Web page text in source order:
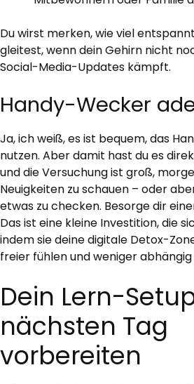
Du wirst merken, wie viel
gleitest, wenn dein Gehirn nicht
Social-Media-Updates kämpft.
Handy-Wecker
Ja, ich weiß, es ist bequem, das
nutzen. Aber damit hast du es
und die Versuchung ist groß,
Neuigkeiten zu schauen – oder
etwas zu checken. Besorge dir
Das ist eine kleine Investition, die
indem sie deine digitale Detox-
freier fühlen und weniger
Dein Lern-
nächsten Tag
vorbereiten